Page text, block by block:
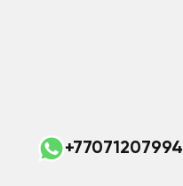
+77071207994